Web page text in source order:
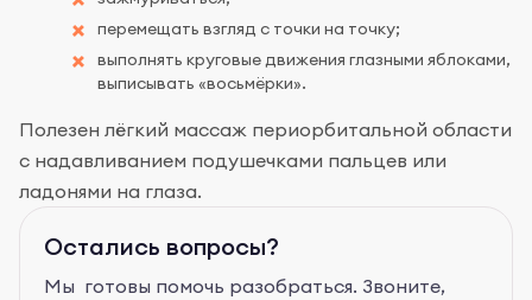
перемещать взгляд с точки на точку;
выполнять круговые движения глазными яблоками,
выписывать «восьмёрки».
Полезен лёгкий массаж периорбитальной области
с надавливанием подушечками пальцев или
ладонями на глаза.
Остались вопросы?
Мы готовы помочь разобраться. Звоните,